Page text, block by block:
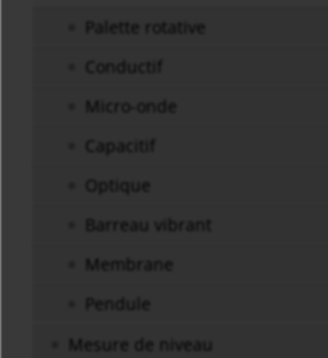
Palette rotative
Conductif
Micro-onde
Capacitif
Optique
Barreau vibrant
Membrane
Pendule
Mesure de niveau